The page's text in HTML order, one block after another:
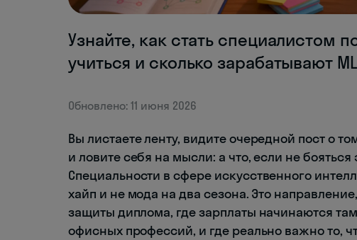
Узнайте, как стать специалистом
учиться и сколько зарабатывают
Обновлено: 11 июня 2026
Вы листаете ленту, видите очередной пост о
и ловите себя на мысли: а что, если не бояться
Специальности в сфере искусственного
хайп и не мода на два сезона. Это
защиты диплома, где зарплаты начинаются
офисных профессий, и где реально важно то,